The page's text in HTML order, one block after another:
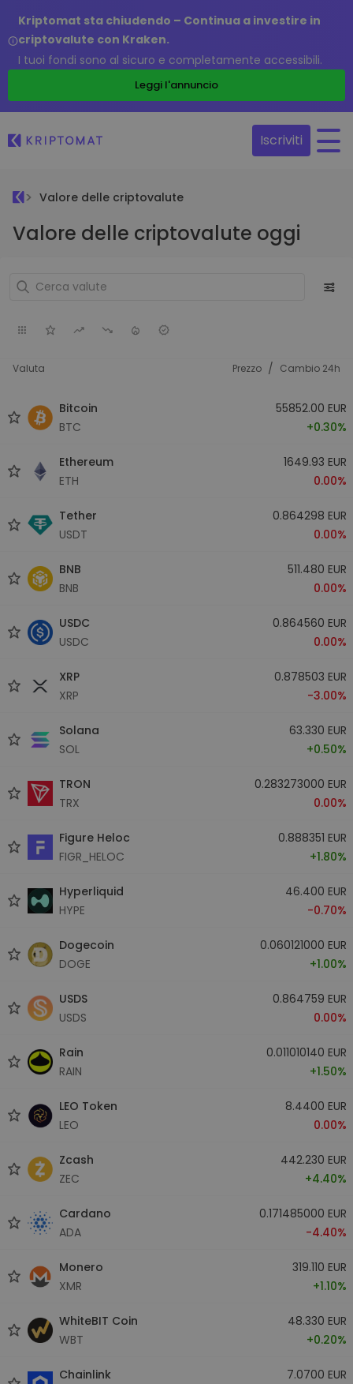
Kriptomat sta chiudendo – Continua a investire in
criptovalute con Kraken.
I tuoi fondi sono al sicuro e completamente accessibili.
Leggi l'annuncio
Iscriviti
Valore delle criptovalute
Valore delle criptovalute oggi
Valuta Prezzo / Cambio 24h
Bitcoin
BTC
55852.00 EUR
+0.30%
Ethereum
ETH
1649.93 EUR
0.00%
Tether
USDT
0.864298 EUR
0.00%
BNB
BNB
511.480 EUR
0.00%
USDC
USDC
0.864560 EUR
0.00%
XRP
XRP
0.878503 EUR
-3.00%
Solana
SOL
63.330 EUR
+0.50%
TRON
TRX
0.283273000 EUR
0.00%
Figure Heloc
FIGR_HELOC
0.888351 EUR
+1.80%
Hyperliquid
HYPE
46.400 EUR
-0.70%
Dogecoin
DOGE
0.060121000 EUR
+1.00%
USDS
USDS
0.864759 EUR
0.00%
Rain
RAIN
0.011010140 EUR
+1.50%
LEO Token
LEO
8.4400 EUR
0.00%
Zcash
ZEC
442.230 EUR
+4.40%
Cardano
ADA
0.171485000 EUR
-4.40%
Monero
XMR
319.110 EUR
+1.10%
WhiteBIT Coin
WBT
48.330 EUR
+0.20%
Chainlink
7.0700 EUR